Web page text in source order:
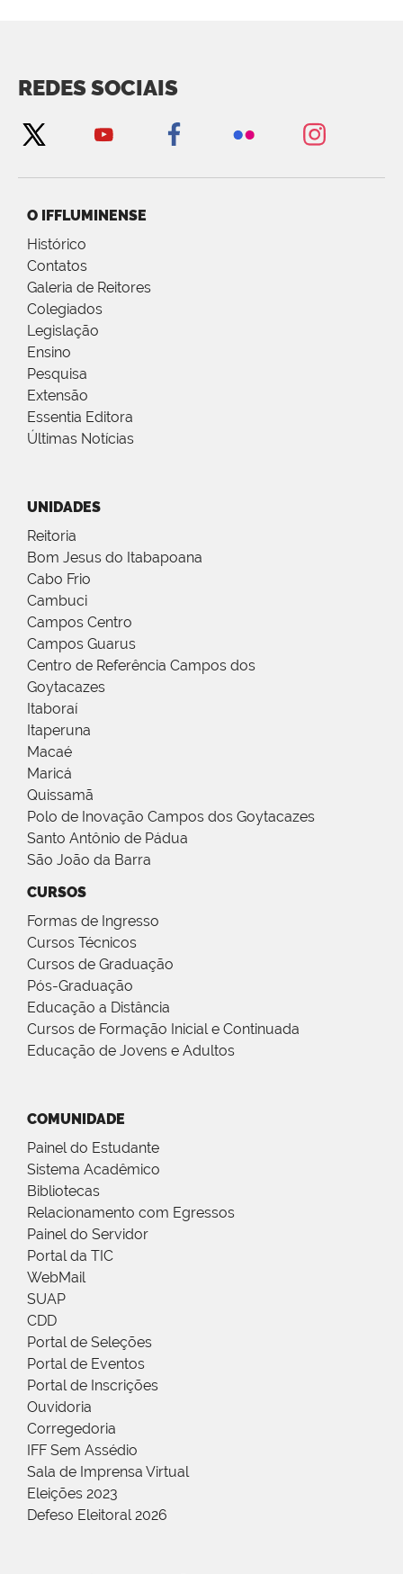
REDES SOCIAIS
O IFFLUMINENSE
Histórico
Contatos
Galeria de Reitores
Colegiados
Legislação
Ensino
Pesquisa
Extensão
Essentia Editora
Últimas Notícias
UNIDADES
Reitoria
Bom Jesus do Itabapoana
Cabo Frio
Cambuci
Campos Centro
Campos Guarus
Centro de Referência Campos dos
Goytacazes
Itaboraí
Itaperuna
Macaé
Maricá
Quissamã
Polo de Inovação Campos dos Goytacazes
Santo Antônio de Pádua
São João da Barra
CURSOS
Formas de Ingresso
Cursos Técnicos
Cursos de Graduação
Pós-Graduação
Educação a Distância
Cursos de Formação Inicial e Continuada
Educação de Jovens e Adultos
COMUNIDADE
Painel do Estudante
Sistema Acadêmico
Bibliotecas
Relacionamento com Egressos
Painel do Servidor
Portal da TIC
WebMail
SUAP
CDD
Portal de Seleções
Portal de Eventos
Portal de Inscrições
Ouvidoria
Corregedoria
IFF Sem Assédio
Sala de Imprensa Virtual
Eleições 2023
Defeso Eleitoral 2026